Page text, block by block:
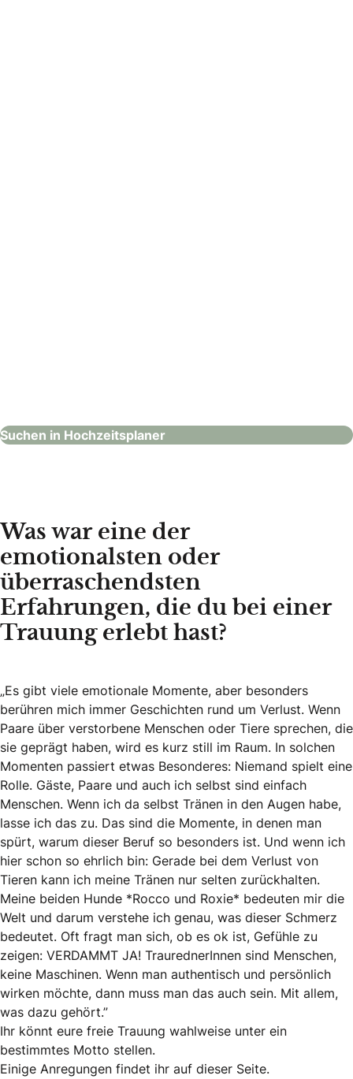
Suchen in Hochzeitsplaner
Was war eine der
emotionalsten oder
überraschendsten
Erfahrungen, die du bei einer
Trauung erlebt hast?
„Es gibt viele emotionale Momente, aber besonders
berühren mich immer Geschichten rund um Verlust. Wenn
Paare über verstorbene Menschen oder Tiere sprechen, die
sie geprägt haben, wird es kurz still im Raum. In solchen
Momenten passiert etwas Besonderes: Niemand spielt eine
Rolle. Gäste, Paare und auch ich selbst sind einfach
Menschen. Wenn ich da selbst Tränen in den Augen habe,
lasse ich das zu. Das sind die Momente, in denen man
spürt, warum dieser Beruf so besonders ist. Und wenn ich
hier schon so ehrlich bin: Gerade bei dem Verlust von
Tieren kann ich meine Tränen nur selten zurückhalten.
Meine beiden Hunde *Rocco und Roxie* bedeuten mir die
Welt und darum verstehe ich genau, was dieser Schmerz
bedeutet. Oft fragt man sich, ob es ok ist, Gefühle zu
zeigen: VERDAMMT JA! TraurednerInnen sind Menschen,
keine Maschinen. Wenn man authentisch und persönlich
wirken möchte, dann muss man das auch sein. Mit allem,
was dazu gehört.”
Ihr könnt eure freie Trauung wahlweise unter ein
bestimmtes Motto stellen.
Einige Anregungen findet ihr auf dieser Seite.